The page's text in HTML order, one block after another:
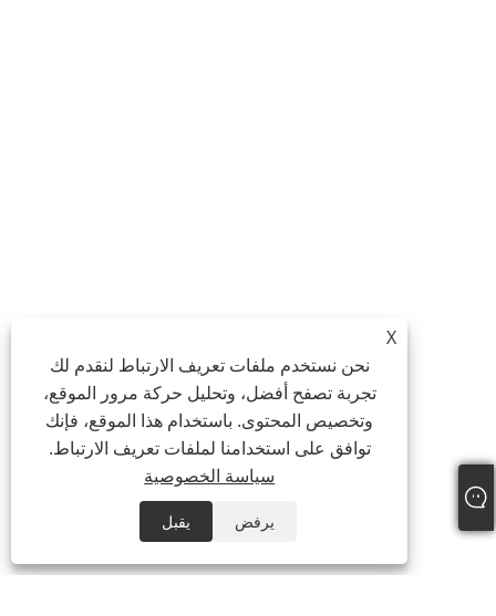
X
نحن نستخدم ملفات تعريف الارتباط لنقدم لك
تجربة تصفح أفضل، وتحليل حركة مرور الموقع،
وتخصيص المحتوى. باستخدام هذا الموقع، فإنك
توافق على استخدامنا لملفات تعريف الارتباط.
سياسة الخصوصية
يرفض يقبل